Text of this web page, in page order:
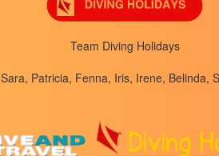
Team Diving Holidays
Sara, Patricia, Fenna, Iris, Irene, Belinda,